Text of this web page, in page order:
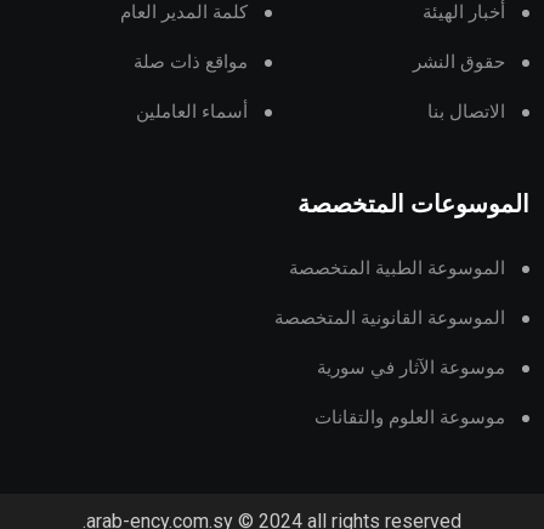
أخبار الهيئة كلمة المدير العام
حقوق النشر مواقع ذات صلة
الاتصال بنا أسماء العاملين
الموسوعات المتخصصة
الموسوعة الطبية المتخصصة
الموسوعة القانونية المتخصصة
موسوعة الآثار في سورية
موسوعة العلوم والتقانات
arab-ency.com.sy © 2024 all rights reserved.